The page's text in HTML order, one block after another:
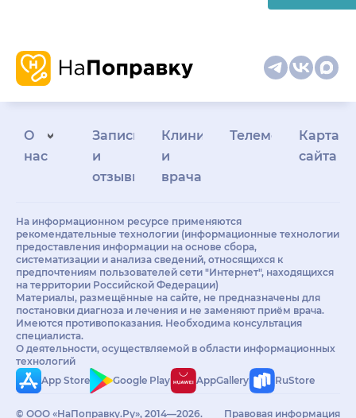
О
нас
Запись
и
отзывы
Клиникам
и
врачам
Телемедицина
Карта
сайта
На информационном ресурсе применяются
рекомендательные технологии (информационные технологии
предоставления информации на основе сбора,
систематизации и анализа сведений, относящихся к
предпочтениям пользователей сети "Интернет", находящихся
на территории Российской Федерации)
Материалы, размещённые на сайте, не предназначены для
постановки диагноза и лечения и не заменяют приём врача.
Имеются противопоказания. Необходима консультация
специалиста.
О деятельности, осуществляемой в области информационных
технологий
App Store
Google Play AppGallery RuStore
© ООО «НаПоправку.Ру», 2014—2026.
Правовая информация